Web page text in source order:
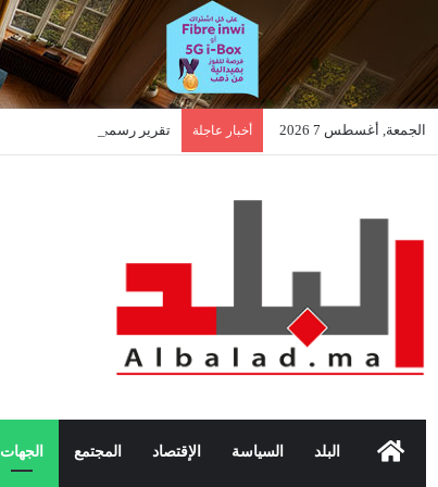
الجمعة, أغسطس 7 2026 أخبار عاجلة
الرئيسيةالبلد السياسة الإقتصاد المجتمع الجهات